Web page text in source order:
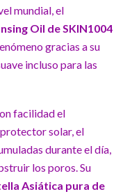
mundial, el
Oil de SKIN1004
gracias a su
incluso para las
facilidad el
solar, el
durante el día,
los poros. Su
Asiática pura de